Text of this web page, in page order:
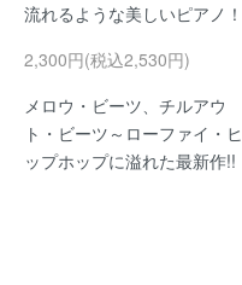
流れるような美しいピアノ！
2,300円(税込2,530円)
メロウ・ビーツ、チルアウ
ト・ビーツ～ローファイ・ヒ
ップホップに溢れた最新作!!